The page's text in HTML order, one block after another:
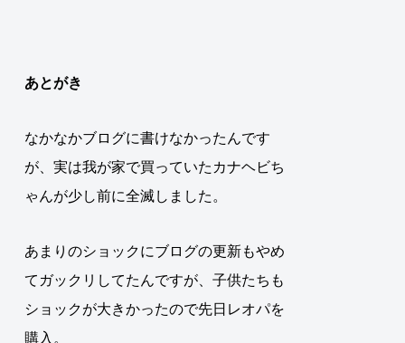
あとがき
なかなかブログに書けなかったんです
が、実は我が家で買っていたカナヘビち
ゃんが少し前に全滅しました。
あまりのショックにブログの更新もやめ
てガックリしてたんですが、子供たちも
ショックが大きかったので先日レオパを
購入。